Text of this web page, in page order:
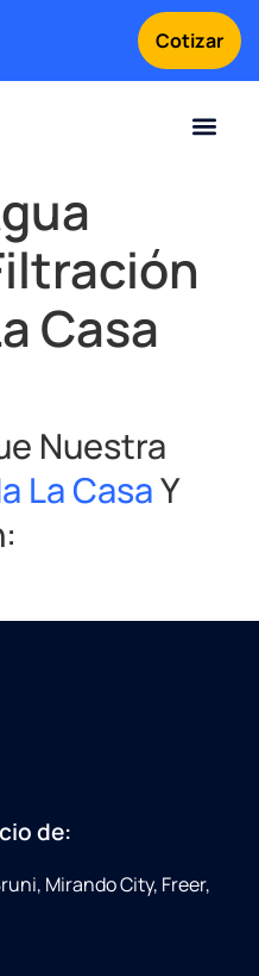
Cotizar
Casa
Nuestra
La CasaY
de:
Mirando City, Freer,